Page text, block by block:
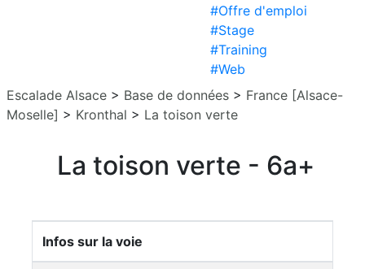
#Offre d'emploi
#Stage
#Training
#Web
Escalade Alsace > Base de données > France [Alsace-
Moselle] > Kronthal > La toison verte
La toison verte - 6a+
Infos sur la voie